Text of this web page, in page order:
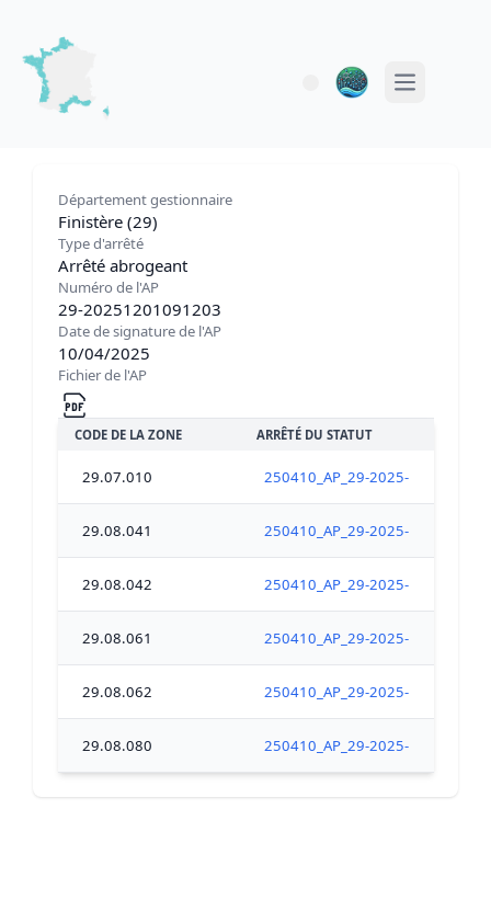
Open main
Département gestionnaire
Finistère (29)
Type d'arrêté
Arrêté abrogeant
Numéro de l'AP
29-20251201091203
Date de signature de l'AP
10/04/2025
Fichier de l'AP
CODE DE LA ZONE ARRÊTÉ DU STATUT
29.07.010 250410_AP_29-2025-04-10-
29.08.041 250410_AP_29-2025-04-10-
29.08.042 250410_AP_29-2025-04-10-
29.08.061 250410_AP_29-2025-04-10-
29.08.062 250410_AP_29-2025-04-10-
29.08.080 250410_AP_29-2025-04-10-